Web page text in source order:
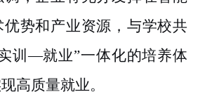
势和产业资源，与学校共
训—就业”一体化的培养体
高质量就业。